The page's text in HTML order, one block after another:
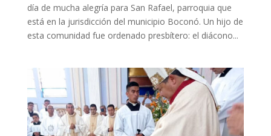
día de mucha alegría para San Rafael, parroquia que
está en la jurisdicción del municipio Boconó. Un hijo de
esta comunidad fue ordenado presbítero: el diácono...